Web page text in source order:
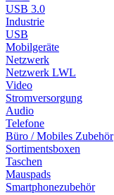
USB 3.0
Industrie
USB
Mobilgeräte
Netzwerk
Netzwerk LWL
Video
Stromversorgung
Audio
Telefone
Büro / Mobiles Zubehör
Sortimentsboxen
Taschen
Mauspads
Smartphonezubehör